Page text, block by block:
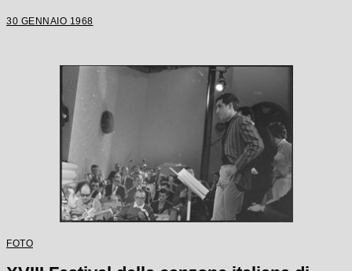
30 GENNAIO 1968
FOTO